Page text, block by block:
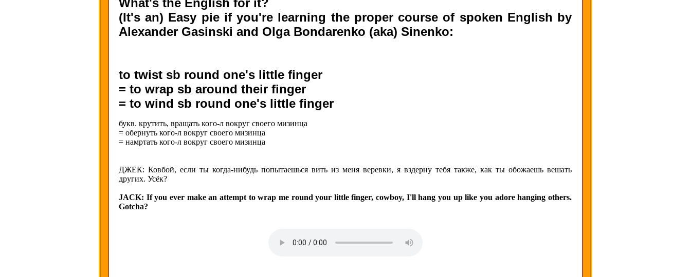
What's the English for it?
(It's an) Easy pie if you're learning the proper course of spoken English by
Alexander Gasinski and Olga Bondarenko (aka) Sinenko:
to twist sb round one's little finger
= to wrap sb around their finger
= to wind sb round one's little finger
букв. крутить, вращать кого-л вокруг своего мизинца
= обернуть кого-л вокруг своего мизинца
= намртать кого-л вокруг своего мизинца
ДЖЕК: Ковбой, если ты когда-нибудь попытаешься вить из меня веревки, я вздерну тебя также, как ты обожаешь вешать
других. Усёк?
JACK: If you ever make an attempt to wrap me round your little finger, cowboy, I'll hang you up like you adore hanging others.
Gotcha?